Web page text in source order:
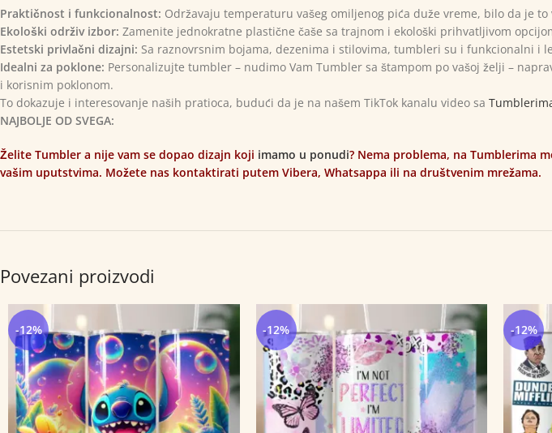
Praktičnost i funkcionalnost: Održavaju temperaturu vašeg omiljenog pića duže vreme, bilo da je
Ekološki održiv izbor: Zamenite jednokratne plastične čaše sa trajnom i ekološki prihvatljivom
Estetski privlačni dizajni: Sa raznovrsnim bojama, dezenima i stilovima, tumbleri su i funkcionalni i
Idealni za poklone: Personalizujte tumbler – nudimo Vam Tumbler sa štampom po vašoj želji –
i korisnim poklonom.
To dokazuje i interesovanje naših pratioca, budući da je na našem TikTok kanalu video sa
NAJBOLJE OD SVEGA:
Želite Tumbler a nije vam se dopao dizajn koji imamo u ponudi? Nema problema, na Tumblerima
vašim uputstvima. Možete nas kontaktirati putem Vibera, Whatsappa ili na društvenim mrežama.
Povezani proizvodi
-12% -12% -12%